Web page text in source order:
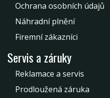
Ochrana osobních údajů
Náhradní plnění
Firemní zákazníci
Servis a záruky
Reklamace a servis
Prodloužená záruka